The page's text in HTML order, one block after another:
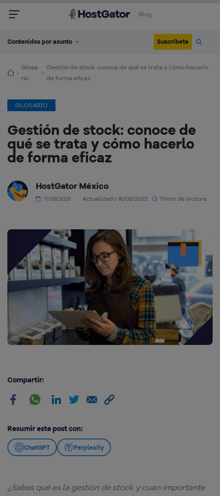
Blog
Contenidos por asunto Suscríbete
Glosa
rio
Gestión de stock: conoce de qué se trata y cómo hacerlo
de forma eficaz
GLOSARIO
Gestión de stock: conoce de
qué se trata y cómo hacerlo
de forma eficaz
HostGator México
11/08/2021 Actualizado 16/08/2023 7mins de lectura
Compartir:
Resumir este post con:
ChatGPT Perplexity
¿Sabes qué es la gestión de stock y cuan importante